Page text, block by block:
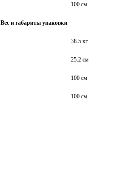
100 см
Вес и габариты упаковки
38.5 кг
25.2 см
100 см
100 см